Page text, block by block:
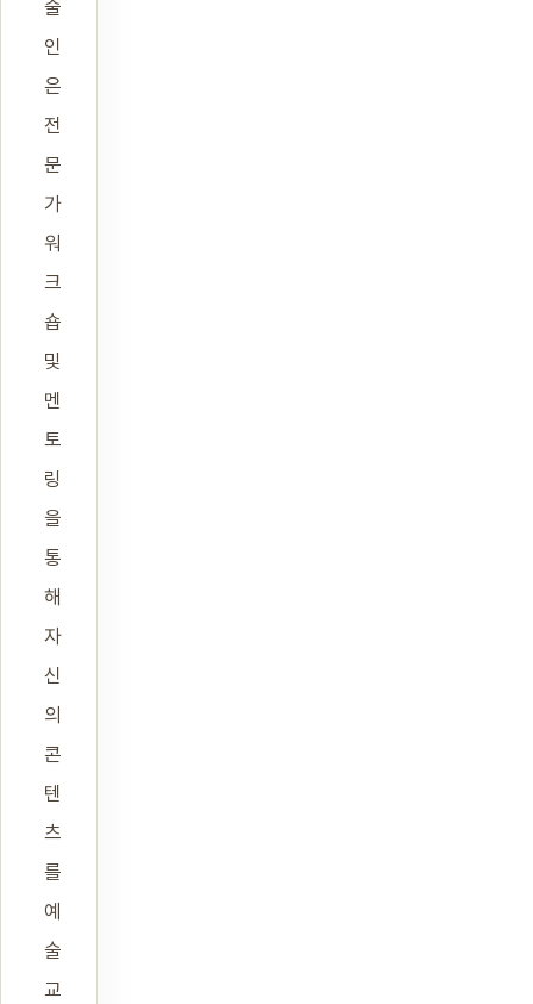
술
인
은
전
문
가
워
크
숍
및
멘
토
링
을
통
해
자
신
의
콘
텐
츠
를
예
술
교